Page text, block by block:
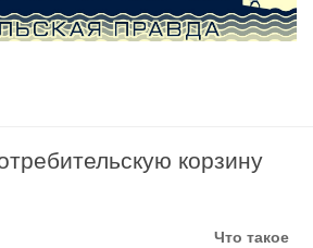
корзину
Что такое